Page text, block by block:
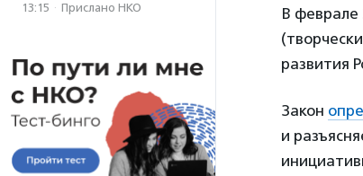
13:15 · Прислано НКО В феврале
развития
Закон
и